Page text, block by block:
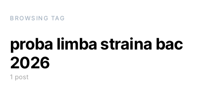
BROWSING TAG
proba limba straina bac
2026
1 post